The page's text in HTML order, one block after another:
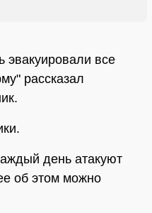
эвакуировали все
рассказал
день атакуют
об этом можно